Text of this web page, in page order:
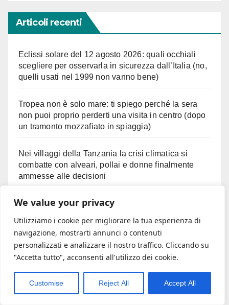
We value your privacy
Utilizziamo i cookie per migliorare la tua esperienza di
navigazione, mostrarti annunci o contenuti
personalizzati e analizzare il nostro traffico. Cliccando su
"Accetta tutto", acconsenti all'utilizzo dei cookie.
Customise Reject All Accept All
Articoli recenti
Eclissi solare del 12 agosto 2026: quali occhiali
scegliere per osservarla in sicurezza dall’Italia (no,
quelli usati nel 1999 non vanno bene)
Tropea non è solo mare: ti spiego perché la sera
non puoi proprio perderti una visita in centro (dopo
un tramonto mozzafiato in spiaggia)
Nei villaggi della Tanzania la crisi climatica si
combatte con alveari, pollai e donne finalmente
ammesse alle decisioni
I volontari sono il nostro orgoglio
La comunicazione ha troppa fretta. E forse non sa
più ascoltare
Commenti recenti